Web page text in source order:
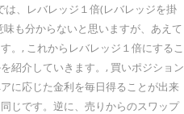
は、レバレッジ１倍(レバレッジを掛
も分からないと思いますが、あえて
。, これからレバレッジ１倍にするこ
紹介していきます。, 買いポジション
に応じた金利を毎日得ることが出来
じです。逆に、売りからのスワップ